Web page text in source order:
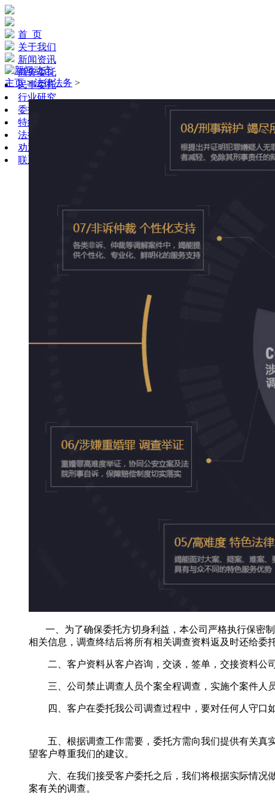
首 页
关于我们
新闻资讯
商务委托
民事委托
行业研究
委托须知
特约策划
法律法务
劝退小三
联系我们
主页>法律法务 >
一、为了确保委托方切身利益，本公司严格执行保密制
相关信息，调查终结后将所有相关调查资料返及时还给委
二、客户资料从客户咨询，交谈，签单，交接资料公司
三、公司禁止调查人员个案全程调查，实施个案件人员
四、客户在委托我公司调查过程中，要对任何人守口如
五、根据调查工作需要，委托方需向我们提供有关真实
望客户尊重我们的建议。
六、在我们接受客户委托之后，我们将根据实际情况做
案有关的调查。